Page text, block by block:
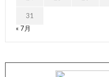
31
« 7月